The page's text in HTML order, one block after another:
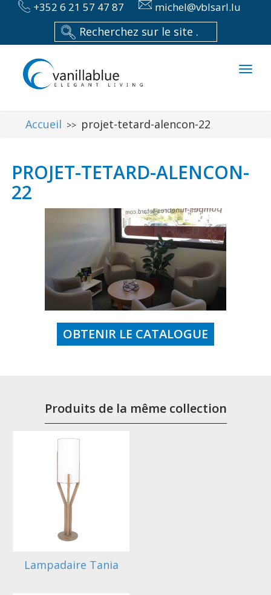
+352 6 21 57 47 87 michel@vblsarl.lu
Accueil >> projet-tetard-alencon-22
PROJET-TETARD-ALENCON-
22
OBTENIR LE CATALOGUE
Produits de la même collection
Lampadaire Tania